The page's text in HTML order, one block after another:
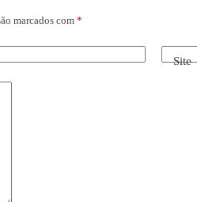
marcados com *
Site